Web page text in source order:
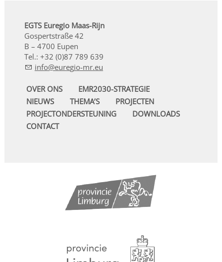
EGTS Euregio Maas-Rijn
Gospertstraße 42
B – 4700 Eupen
Tel.: +32 (0)87 789 639
nf
r g -mr
OVER ONS
EMR2030-STRATEGIE
NIEUWS
THEMA’S
PROJECTEN
PROJECTONDERSTEUNING
DOWNLOADS
CONTACT